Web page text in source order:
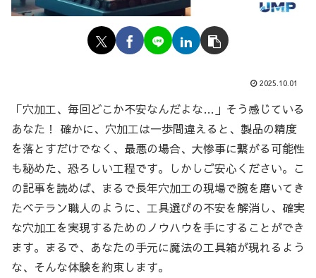
2025.10.01
「穴加工、毎回どこか不安なんだよな…」そう感じている
あなた！ 確かに、穴加工は一歩間違えると、製品の精度
を落とすだけでなく、最悪の場合、大惨事に繋がる可能性
も秘めた、恐ろしい工程です。しかしご安心ください。こ
の記事を読めば、まるで長年穴加工の現場で腕を磨いてき
たベテラン職人のように、工具選びの不安を解消し、確実
な穴加工を実現するためのノウハウを手にすることができ
ます。まるで、あなたの手元に魔法の工具箱が現れるよう
な、そんな体験を約束します。